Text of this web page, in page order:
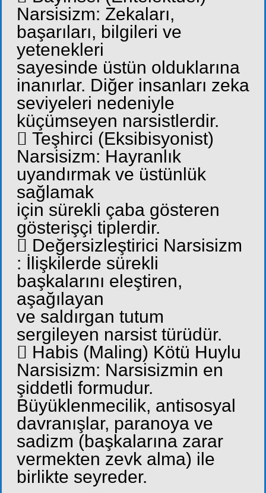
Narsisizm: Zekaları,
başarıları, bilgileri ve
yetenekleri
sayesinde üstün olduklarına
inanırlar. Diğer insanları zeka
seviyeleri nedeniyle
küçümseyen narsistlerdir.
 Teşhirci (Eksibisyonist)
Narsisizm: Hayranlık
uyandırmak ve üstünlük
sağlamak
için sürekli çaba gösteren
gösterişçi tiplerdir.
 Değersizleştirici Narsisizm
: İlişkilerde sürekli
başkalarını eleştiren,
aşağılayan
ve saldırgan tutum
sergileyen narsist türüdür.
 Habis (Maling) Kötü Huylu
Narsisizm: Narsisizmin en
şiddetli formudur.
Büyüklenmecilik, antisosyal
davranışlar, paranoya ve
sadizm (başkalarına zarar
vermekten zevk alma) ile
birlikte seyreder.